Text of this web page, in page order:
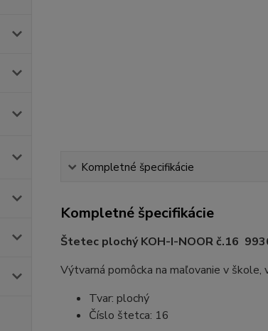
Kompletné špecifikácie
Kompletné špecifikácie
Štetec plochý KOH-I-NOOR č.16
Výtvarná pomôcka na maľovanie v škole,
Tvar: plochý
Číslo štetca: 16